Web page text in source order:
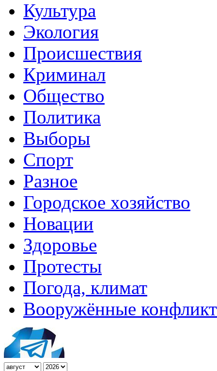
Культура
Экология
Происшествия
Криминал
Общество
Политика
Выборы
Спорт
Разное
Городское хозяйство
Новации
Здоровье
Протесты
Погода, климат
Вооружённые